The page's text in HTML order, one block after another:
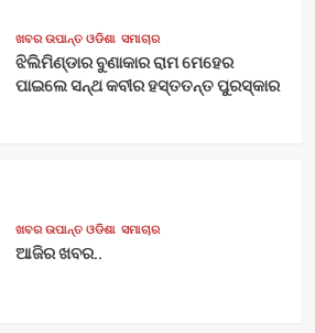
ଖବର ଉପାନ୍ତ ଓଡିଶା ସମାଚାର
ଝିଲିମିଣ୍ଡାର ବୁଣାକାର ରାମ ମେହେର
ପାଇଲେ ସନ୍ଥ କବୀର ହସ୍ତତନ୍ତ ପୁରସ୍କାର
ଖବର ଉପାନ୍ତ ଓଡିଶା ସମାଚାର
ଆଜିର ଖବର..